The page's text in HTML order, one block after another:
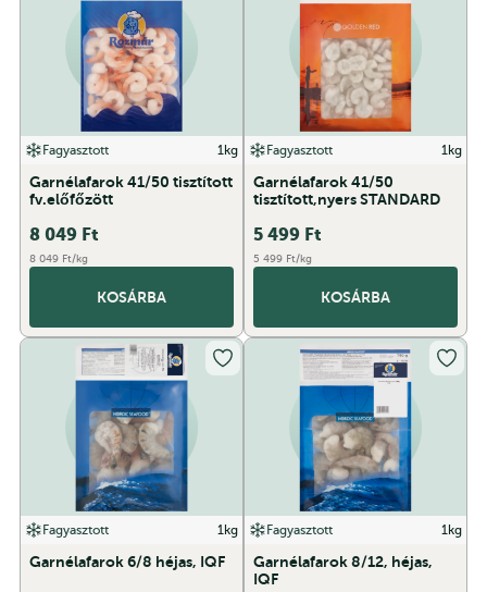
Fagyasztott 1kg
Garnélafarok 41/50 tisztított
fv.előfőzött
8 049 Ft
8 049 Ft/kg
KOSÁRBA
Fagyasztott 1kg
Garnélafarok 41/50
tisztított,nyers STANDARD
5 499 Ft
5 499 Ft/kg
KOSÁRBA
Fagyasztott 1kg
Garnélafarok 6/8 héjas, IQF
Fagyasztott 1kg
Garnélafarok 8/12, héjas,
IQF